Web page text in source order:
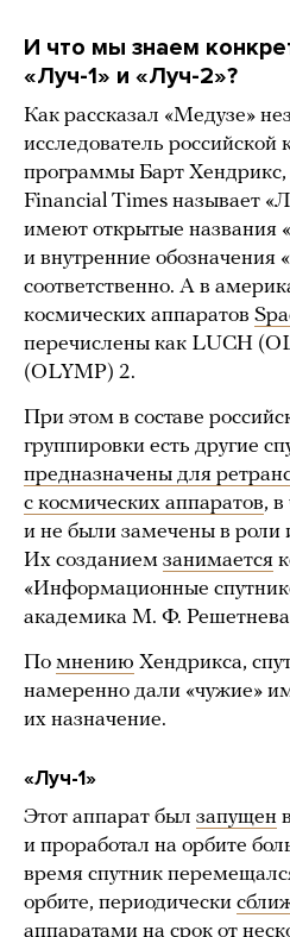
И что мы знаем
«Луч-1» и «Луч-2»?
Как рассказал «Медузе»
исследователь российской
программы Барт Хендрикс,
Financial Times называет
имеют открытые названия
и внутренние
соответственно. А в
космических аппаратов
перечислены как LUCH
(OLYMP) 2.
При этом в составе
группировки есть другие
предназначены для
с космических аппаратов,
и не были замечены в роли
Их созданием занимается
«Информационные
академика М. Ф.
По мнению Хендрикса,
намеренно дали «чужие»
их назначение.
«Луч-1»
Этот аппарат был запущен
и проработал на орбите
время спутник
орбите, периодически
аппаратами на срок от